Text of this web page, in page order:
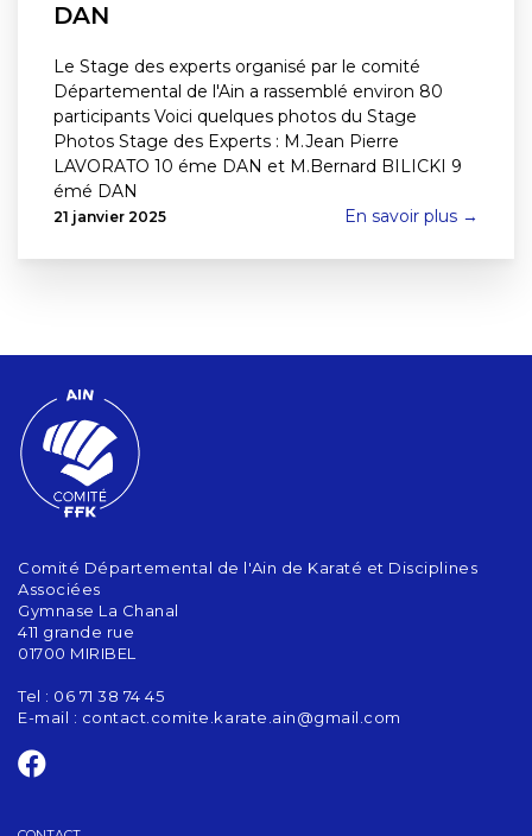
DAN
Le Stage des experts organisé par le comité
Départemental de l'Ain a rassemblé environ 80
participants Voici quelques photos du Stage
Photos Stage des Experts : M.Jean Pierre
LAVORATO 10 éme DAN et M.Bernard BILICKI 9
émé DAN
21 janvier 2025 En savoir plus →
Comité Départemental de l'Ain de Karaté et Disciplines
Associées
Gymnase La Chanal
411 grande rue
01700 MIRIBEL
Tel : 06 71 38 74 45
E-mail : contact.comite.karate.ain@gmail.com